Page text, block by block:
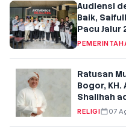
Audiensi
Baik,
Pacu Jalur
Rakyat di
Ratusan
Bogor, KH.
Shalihah
dan
RELIGI 07